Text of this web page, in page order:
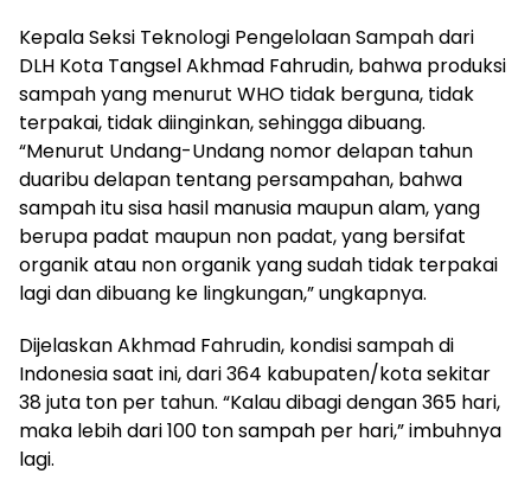
Kepala Seksi Teknologi Pengelolaan Sampah dari
DLH Kota Tangsel Akhmad Fahrudin, bahwa produksi
sampah yang menurut WHO tidak berguna, tidak
terpakai, tidak diinginkan, sehingga dibuang.
“Menurut Undang-Undang nomor delapan tahun
duaribu delapan tentang persampahan, bahwa
sampah itu sisa hasil manusia maupun alam, yang
berupa padat maupun non padat, yang bersifat
organik atau non organik yang sudah tidak terpakai
lagi dan dibuang ke lingkungan,” ungkapnya.
Dijelaskan Akhmad Fahrudin, kondisi sampah di
Indonesia saat ini, dari 364 kabupaten/kota sekitar
38 juta ton per tahun. “Kalau dibagi dengan 365 hari,
maka lebih dari 100 ton sampah per hari,” imbuhnya
lagi.